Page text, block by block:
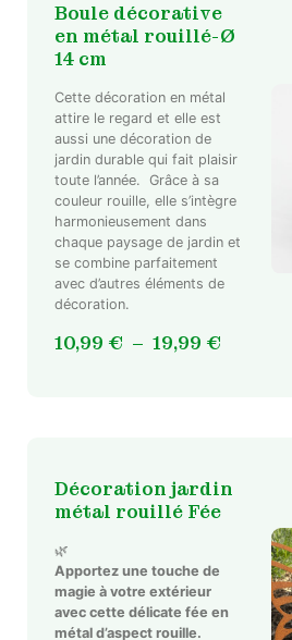
Boule décorative
en métal rouillé-Ø
14 cm
Cette décoration en métal
attire le regard et elle est
aussi une décoration de
jardin durable qui fait plaisir
toute l’année. Grâce à sa
couleur rouille, elle s’intègre
harmonieusement dans
chaque paysage de jardin et
se combine parfaitement
avec d’autres éléments de
décoration.
10,99 € – 19,99 €Plage
Décoration jardin
métal rouillé Fée
🌿
Apportez une touche de
magie à votre extérieur
avec cette délicate fée en
métal d’aspect rouille.